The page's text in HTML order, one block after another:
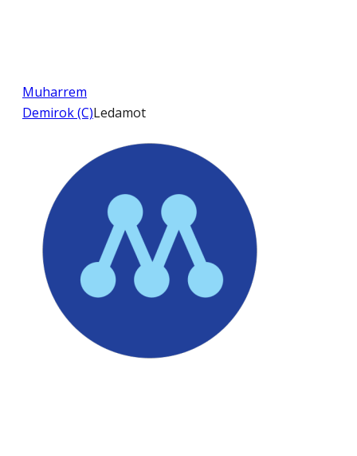
Muharrem
Demirok (C)Ledamot